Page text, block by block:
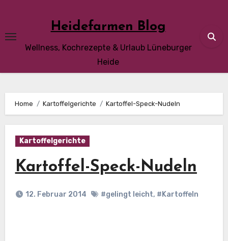
content
Heidefarmen Blog
Wellness, Kochrezepte & Urlaub Lüneburger
Heide
Home Kartoffelgerichte Kartoffel-Speck-Nudeln
Kartoffelgerichte
Kartoffel-Speck-Nudeln
12. Februar 2014 #gelingt leicht, #Kartoffeln